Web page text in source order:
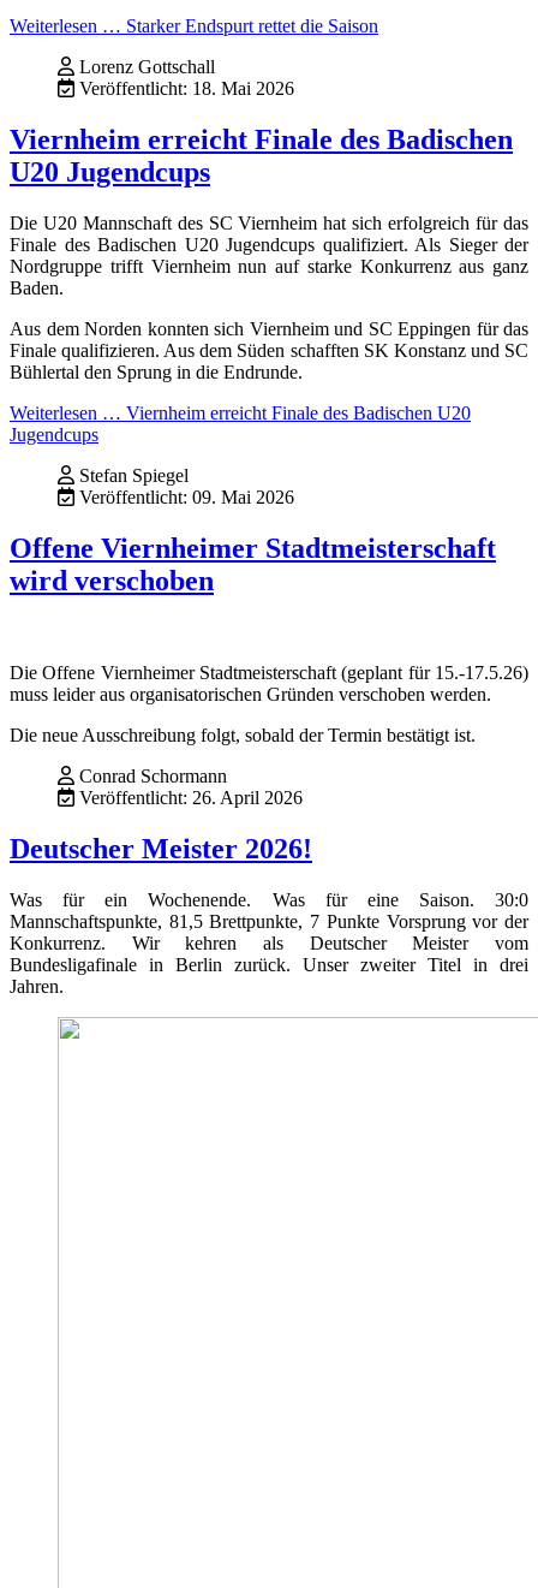
Weiterlesen … Starker Endspurt rettet die Saison
Lorenz Gottschall
Veröffentlicht: 18. Mai 2026
Viernheim erreicht Finale des Badischen
U20 Jugendcups
Die U20 Mannschaft des SC Viernheim hat sich erfolgreich für das
Finale des Badischen U20 Jugendcups qualifiziert. Als Sieger der
Nordgruppe trifft Viernheim nun auf starke Konkurrenz aus ganz
Baden.
Aus dem Norden konnten sich Viernheim und SC Eppingen für das
Finale qualifizieren. Aus dem Süden schafften SK Konstanz und SC
Bühlertal den Sprung in die Endrunde.
Weiterlesen … Viernheim erreicht Finale des Badischen U20
Jugendcups
Stefan Spiegel
Veröffentlicht: 09. Mai 2026
Offene Viernheimer Stadtmeisterschaft
wird verschoben
Die Offene Viernheimer Stadtmeisterschaft (geplant für 15.-17.5.26)
muss leider aus organisatorischen Gründen verschoben werden.
Die neue Ausschreibung folgt, sobald der Termin bestätigt ist.
Conrad Schormann
Veröffentlicht: 26. April 2026
Deutscher Meister 2026!
Was für ein Wochenende. Was für eine Saison. 30:0
Mannschaftspunkte, 81,5 Brettpunkte, 7 Punkte Vorsprung vor der
Konkurrenz. Wir kehren als Deutscher Meister vom
Bundesligafinale in Berlin zurück. Unser zweiter Titel in drei
Jahren.